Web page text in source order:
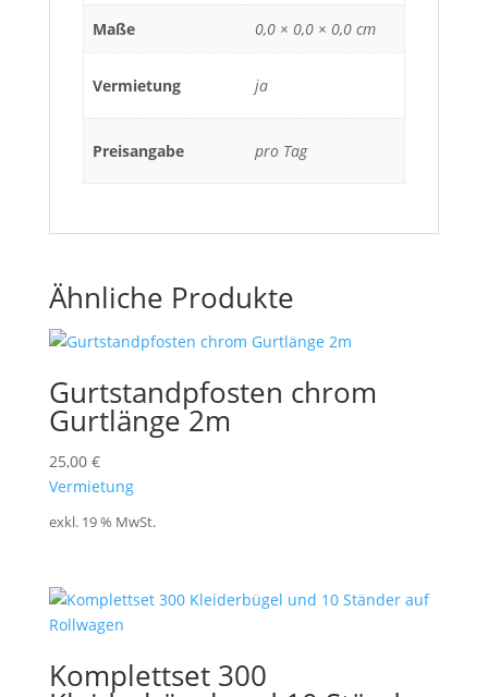
Maße 0,0 × 0,0 × 0,0 cm
Vermietung ja
Preisangabe pro Tag
Ähnliche Produkte
Gurtstandpfosten chrom
Gurtlänge 2m
25,00 €
Vermietung
exkl. 19 % MwSt.
Komplettset 300